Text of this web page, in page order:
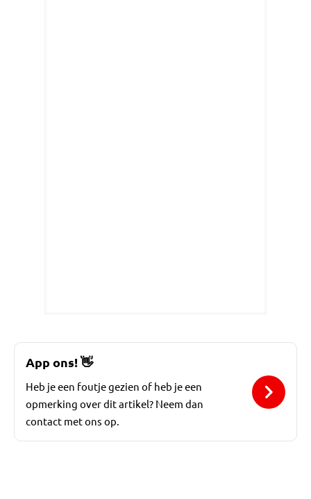
App ons!👋
Heb je een foutje gezien of heb je een
opmerking over dit artikel? Neem dan
contact met ons op.